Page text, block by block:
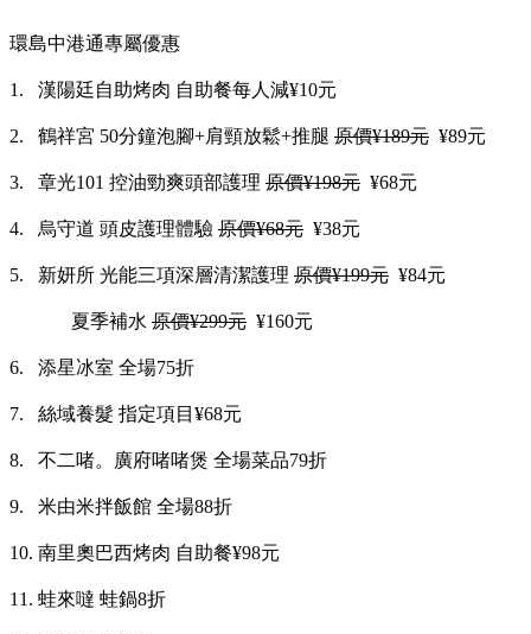
環島中港通專屬優惠
1. 漢陽廷自助烤肉 自助餐每人減¥10元
2. 鶴祥宮 50分鐘泡腳+肩頸放鬆+推腿 原價¥189元 ¥89元
3. 章光101 控油勁爽頭部護理 原價¥198元 ¥68元
4. 烏守道 頭皮護理體驗 原價¥68元 ¥38元
5. 新妍所 光能三項深層清潔護理 原價¥199元 ¥84元
夏季補水 原價¥299元 ¥160元
6. 添星冰室 全場75折
7. 絲域養髮 指定項目 ¥68元
8. 不二啫。廣府啫啫煲 全場菜品79折
9. 米由米拌飯館 全場88折
10. 南里奧巴西烤肉 自助餐¥98元
11. 蛙來噠 蛙鍋8折